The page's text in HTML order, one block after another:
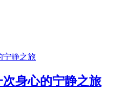
身心的宁静之旅